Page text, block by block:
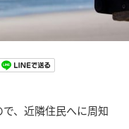
で、近隣住民へに周知